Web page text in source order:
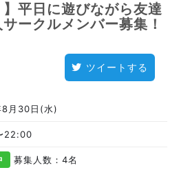
】平日に遊びながら友達
ークルメンバー募集！
ツイートする
月30日(水)
22:00
募集人数：4名